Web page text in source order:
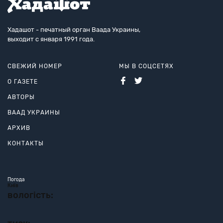
Хадашот - печатный орган Ваада Украины,
выходит с января 1991 года.
СВЕЖИЙ НОМЕР
О ГАЗЕТЕ
АВТОРЫ
ВААД УКРАИНЫ
АРХИВ
КОНТАКТЫ
МЫ В СОЦСЕТЯХ
Погода
Київ
вологість: